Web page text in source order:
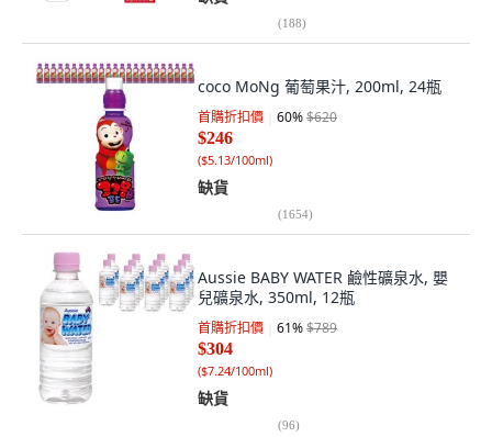
(188)
coco MoNg 葡萄果汁, 200ml, 24瓶
首購折扣價 60%$620
$246
($5.13/100ml)
缺貨
(1654)
Aussie BABY WATER 鹼性礦泉水, 嬰
兒礦泉水, 350ml, 12瓶
首購折扣價 61%$789
$304
($7.24/100ml)
缺貨
(96)